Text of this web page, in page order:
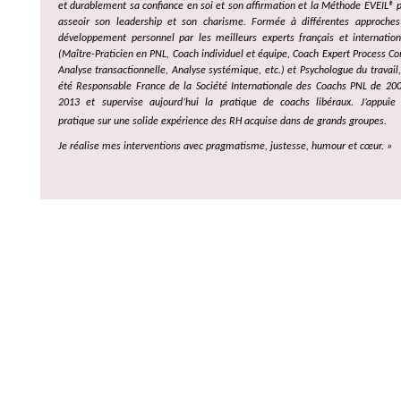
et durablement sa confiance en soi et son affirmation et la Méthode EVEIL®
asseoir son leadership et son charisme. Formée à différentes
développement personnel par les meilleurs experts français et
(Maître-Praticien en PNL, Coach individuel et équipe, Coach Expert Process
Analyse transactionnelle, Analyse systémique, etc.) et Psychologue du travail,
été Responsable France de la Société Internationale des Coachs PNL de
2013 et supervise aujourd’hui la pratique de coachs libéraux. J’appuie
pratique sur une solide expérience des RH acquise dans de grands groupes.
Je réalise mes interventions avec pragmatisme, justesse, humour et cœur. »